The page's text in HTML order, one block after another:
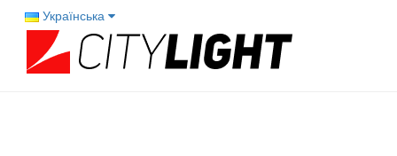
Українська